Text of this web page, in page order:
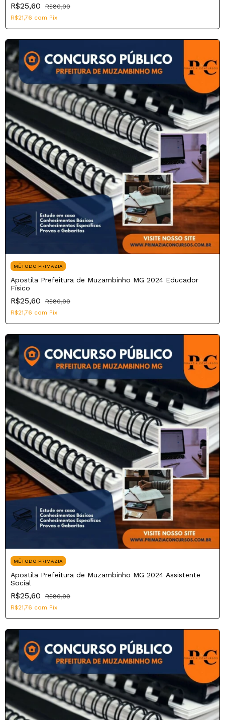
R$25,60
R$80,00
R$21,76 com Pix
MÉTODO PRIMAZIA
Apostila Prefeitura de Muzambinho MG 2024 Educador
Físico
R$25,60
R$80,00
R$21,76 com Pix
MÉTODO PRIMAZIA
Apostila Prefeitura de Muzambinho MG 2024 Assistente
Social
R$25,60
R$80,00
R$21,76 com Pix